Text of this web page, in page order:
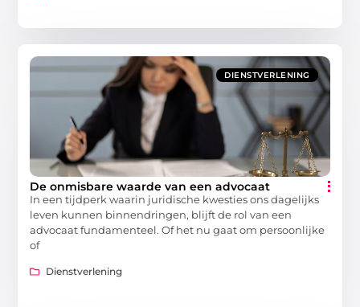
DIENSTVERLENING
De onmisbare waarde van een advocaat
In een tijdperk waarin juridische kwesties ons dagelijks
leven kunnen binnendringen, blijft de rol van een
advocaat fundamenteel. Of het nu gaat om persoonlijke
of
Dienstverlening